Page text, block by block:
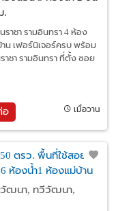
.
าชา รามอินทรา 4 ห้อง
น เฟอร์นิเจอร์ครบ พร้อม
าชา รามอินทรา ที่ตั้ง ซอย
อ เมื่อวาน
50 ตรว. พื้นที่ใช้สอย
ห้องน้ำ1 ห้องแม่บ้าน
วัฒนา, ทวีวัฒนา,